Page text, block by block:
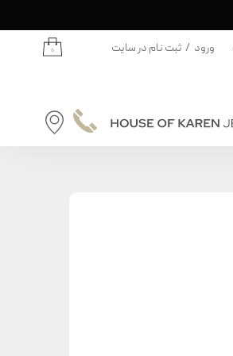
۰ ورود / ثبت نام در سایت
سفارشات